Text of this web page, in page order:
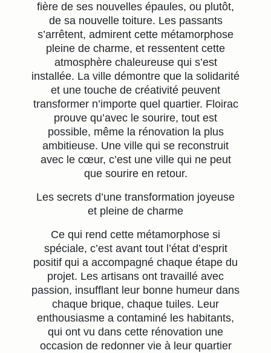
fière de ses nouvelles épaules, ou plutôt,
de sa nouvelle toiture. Les passants
s’arrêtent, admirent cette métamorphose
pleine de charme, et ressentent cette
atmosphère chaleureuse qui s’est
installée. La ville démontre que la solidarité
et une touche de créativité peuvent
transformer n’importe quel quartier. Floirac
prouve qu’avec le sourire, tout est
possible, même la rénovation la plus
ambitieuse. Une ville qui se reconstruit
avec le cœur, c’est une ville qui ne peut
que sourire en retour.
Les secrets d’une transformation joyeuse
et pleine de charme
Ce qui rend cette métamorphose si
spéciale, c’est avant tout l’état d’esprit
positif qui a accompagné chaque étape du
projet. Les artisans ont travaillé avec
passion, insufflant leur bonne humeur dans
chaque brique, chaque tuiles. Leur
enthousiasme a contaminé les habitants,
qui ont vu dans cette rénovation une
occasion de redonner vie à leur quartier